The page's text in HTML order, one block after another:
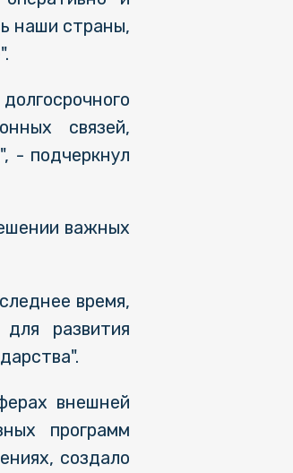
наши страны,
связей,
- подчеркнул
важных
время,
развития
внешней
программ
создало